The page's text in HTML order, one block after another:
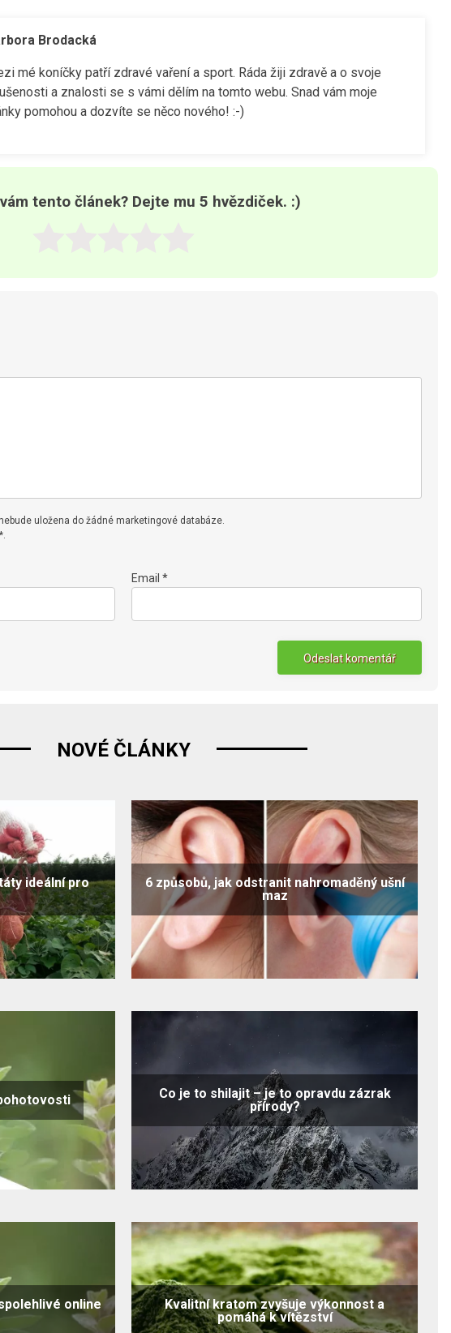
Brodacká
mé koníčky patří zdravé vaření a sport. Ráda žiji zdravě a o svoje
a znalosti se s vámi dělím na tomto webu. Snad vám moje
pomohou a dozvíte se něco nového! :-)
tento článek? Dejte mu 5 hvězdiček. :)
uložena do žádné marketingové databáze.
Email *
NOVÉ ČLÁNKY
ideální pro
6 způsobů, jak odstranit nahromaděný ušní
maz
Co je to shilajit – je to opravdu zázrak
přírody?
online
Kvalitní kratom zvyšuje výkonnost a
pomáhá k vítězství